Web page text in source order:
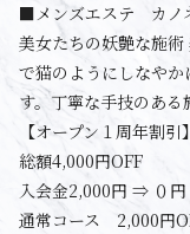
■メンズエステ カノ
美女たちの妖艶な施
で猫のようにしなや
す。丁寧な手技のある
【オープン１周年割引】
総額4,000円OFF
入会金2,000円 ⇒ ０円
通常コース 2,000円